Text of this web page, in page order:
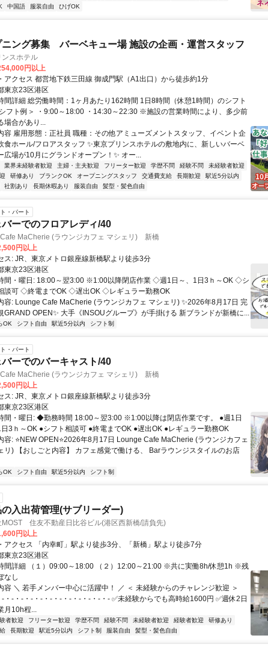
中国語 服装自由 ひげOK
ニング募集 バーベキュー場 施設の企画・運営スタッフ
ンスホテル
円以上
アクセス 都営地下鉄三田線 御成門駅（A1出口）から徒歩約1分
東京23区港区
間詳細 総労働時間：1ヶ月あたり162時間 1日8時間（休憩1時間）のシフト
フト例＞ ・9:00～18:00 ・14:30～22:30 ※施設の営業時間により、多少前
場合があり...
容 雇用形態：正社員 職種：その他アミューズメントスタッフ、イベント企
食ホール/フロアスタッフ ✨東京プリンスホテルの敷地内に、新しいバーベ
広場が10月にグランドオープン！✨ オー...
業界未経験者歓迎 主婦・主夫歓迎 フリーター歓迎 学歴不問 経験不問
未経験者歓迎
研修あり ブランクOK オープニングスタッフ 交通費支給 長期歓迎
駅近5分以内
社割あり 長期休暇あり 服装自由 髪型・髪色自由
・パート
バーでのフロアレディ/40
MaCherie (ラウンジカフェ マシェリ) 新橋
円以上
アクセス: JR、東京メトロ銀座線新橋駅より徒歩3分
東京23区港区
間・曜日: 18:00～翌3:00 ※1:00以降閉店作業 ◇週1日～、1日3ｈ～OK ◇シ
談可 ◇終電までOK ◇遅出OK ◇レギュラー勤務OK
容: Lounge Cafe MaCherie (ラウンジカフェ マシェリ) ✨2026年8月17日 完
GRAND OPEN✨ 大手《INSOUグループ》が手掛ける 新ブランドが新橋に...
OK シフト自由 駅近5分以内 シフト制
・パート
バーでのバーキャスト/40
MaCherie (ラウンジカフェ マシェリ) 新橋
円以上
アクセス: JR、東京メトロ銀座線新橋駅より徒歩3分
東京23区港区
間・曜日: ◆勤務時間 18:00～翌3:00 ※1:00以降は閉店作業です。 ●週1日
日3ｈ～OK ●シフト相談可 ●終電までOK ●遅出OK ●レギュラー勤務OK
容: ⭐NEW OPEN⭐2026年8月17日 Lounge Cafe MaCherie (ラウンジカフェ
リ) 【おしごと内容】 カフェ感覚で働ける、 Barラウンジスタイルのお店
OK シフト自由 駅近5分以内 シフト制
の入出荷管理(サブリーダー)
MOST 住友不動産日比谷ビル(港区西新橋/請負先)
円以上
アクセス 「内幸町」駅より徒歩3分、「新橋」駅より徒歩7分
東京23区港区
間詳細 （１）09:00～18:00 （２）12:00～21:00 ※共に実働8h/休憩1h ※残
なし
容 ＼ 若手メンバー中心に活躍中！ ／ ＜ 未経験からのチャレンジ歓迎 ＞
・-・-・-・-・-・-・-・-・-・-・- ✅未経験からでも高時給1600円 ✅週休2日
月10h程...
者歓迎 フリーター歓迎 学歴不問 経験不問 未経験者歓迎 経験者歓迎
研修あり
長期歓迎 駅近5分以内 シフト制 服装自由 髪型・髪色自由